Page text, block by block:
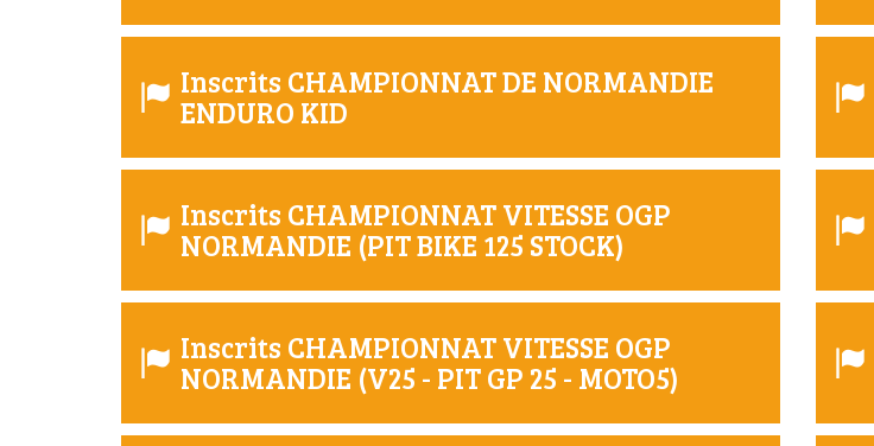
Inscrits CHAMPIONNAT DE NORMANDIE
ENDURO KID
Inscrits CHAMPIONNAT VITESSE OGP
NORMANDIE (PIT BIKE 125 STOCK)
Inscrits CHAMPIONNAT VITESSE OGP
NORMANDIE (V25 - PIT GP 25 - MOTO5)